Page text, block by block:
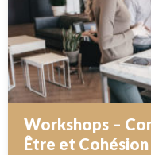
Workshops –
Être et